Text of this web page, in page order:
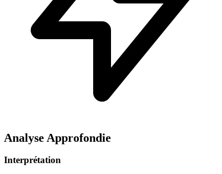
Analyse Approfondie
Interprétation